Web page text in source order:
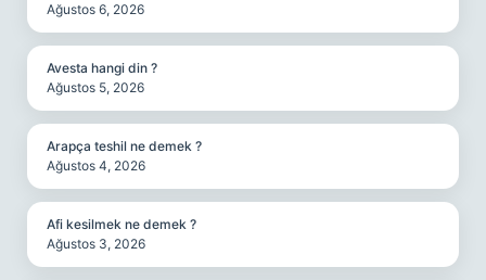
Ağustos 6, 2026
Avesta hangi din ?
Ağustos 5, 2026
Arapça teshil ne demek ?
Ağustos 4, 2026
Afi kesilmek ne demek ?
Ağustos 3, 2026